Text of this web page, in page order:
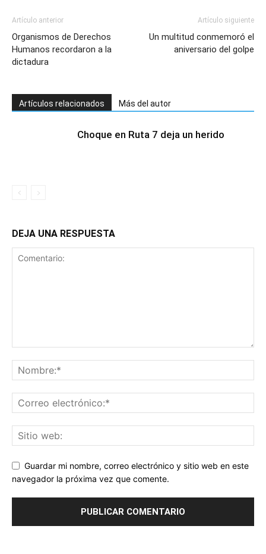
Artículo anterior
Organismos de Derechos
Humanos recordaron a la
dictadura
Artículo siguiente
Un multitud conmemoró el
aniversario del golpe
Artículos relacionados Más del autor
Choque en Ruta 7 deja un herido
DEJA UNA RESPUESTA
Guardar mi nombre, correo electrónico y sitio web en este
navegador la próxima vez que comente.